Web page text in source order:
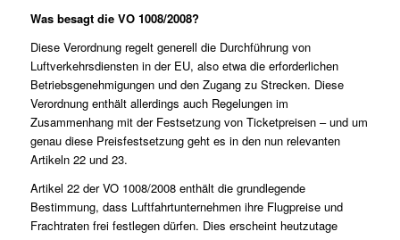
Was besagt die VO 1008/2008?
Diese Verordnung regelt generell die Durchführung von
Luftverkehrsdiensten in der EU, also etwa die erforderlichen
Betriebsgenehmigungen und den Zugang zu Strecken. Diese
Verordnung enthält allerdings auch Regelungen im
Zusammenhang mit der Festsetzung von Ticketpreisen – und um
genau diese Preisfestsetzung geht es in den nun relevanten
Artikeln 22 und 23.
Artikel 22 der VO 1008/2008 enthält die grundlegende
Bestimmung, dass Luftfahrtunternehmen ihre Flugpreise und
Frachtraten frei festlegen dürfen. Dies erscheint heutzutage